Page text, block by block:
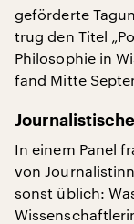
geförderte
trug den Titel
Philosophie in
fand Mitte
In einem Panel
von
sonst üblich: